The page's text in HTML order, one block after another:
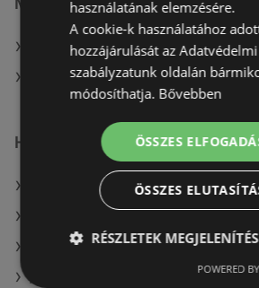
Weboldal: www.merkurymarket.hu
A(z) Merkury Market aktuális
Hasonló kiskereskedők itt:
Mutassa a(z) Coop összes
Mutassa a(z) Metro összes
Mutassa a(z) Reál összes
használatának elemzésére.
A cookie-k használatához
hozzájárulását az Adatvédelmi
szabályzatunk oldalán
módosíthatja. Bővebben
ÖSSZES
ÖSSZES
RÉSZLETEK
POWERED